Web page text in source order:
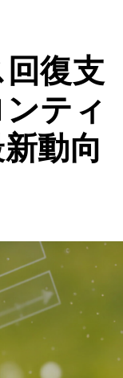
復支
ティ
動向